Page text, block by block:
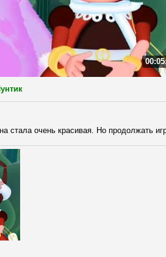
стала очень красивая. Но продолжать